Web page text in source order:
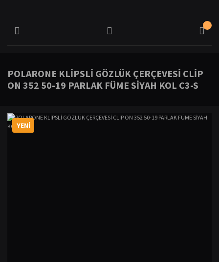
POLARONE KLİPSLİ GÖZLÜK ÇERÇEVESİ CLİP
ON 352 50-19 PARLAK FÜME SİYAH KOL C3-S
YENİ